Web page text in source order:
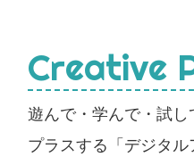
Creative
遊んで・学んで・試
プラスする「デジタ